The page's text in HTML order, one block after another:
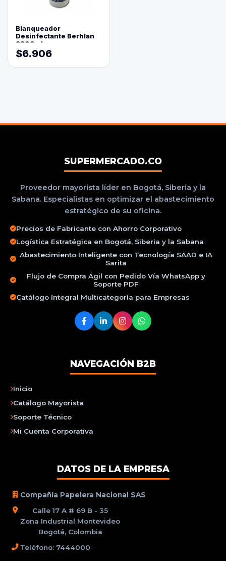
Blanqueador
Desinfectante Berhlan
3800ml
$6.906
SUPERMERCADO.CO
Proveedor mayorista líder en Bogotá, Siberia y la
Sabana. Especialistas en optimizar el abastecimiento
estratégico de su oficina.
Precios de Fabricante con Ahorro Corporativo
Logística Estratégica en Bogotá, Siberia y la Sabana
Abastecimiento Inteligente con Tecnología SAAD e IA
Sarita
Flujo de Compra Ágil con Pedido Vía WhatsApp y
Soporte PDF
Catálogo Integral Multicategoría para Empresas
NAVEGACIÓN B2B
Inicio
Catálogo Mayorista
Soporte Técnico
Mi Cuenta Corporativa
DATOS DE LA EMPRESA
Compañía Papelera Nacional SAS
Calle 17 A # 69 B - 35
Zona Industrial Montevideo
Bogotá, Colombia
Teléfono: 7444000